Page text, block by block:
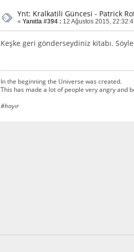
Ynt: Kralkatili Güncesi - Patrick
« Yanıtla #394 : 12 Ağustos 2015,
Keşke geri gönderseydiniz kitabı.
In the beginning the Universe was created.
This has made a lot of people very angry and
#hayır